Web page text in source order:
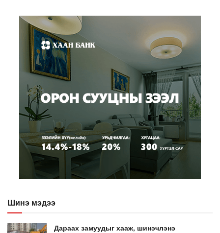
Шинэ мэдээ
Дараах замуудыг хааж, шинэчлэнэ